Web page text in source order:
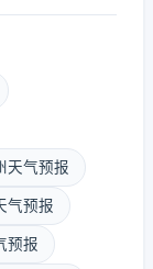
天气预报
气预报
预报